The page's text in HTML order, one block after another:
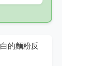
的麵粉反